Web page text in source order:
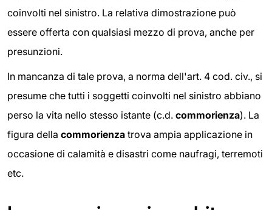
coinvolti nel sinistro. La relativa dimostrazione può
essere offerta con qualsiasi mezzo di prova, anche per
presunzioni.
In mancanza di tale prova, a norma dell'art. 4 cod. civ., si
presume che tutti i soggetti coinvolti nel sinistro abbiano
perso la vita nello stesso istante (c.d. commorienza). La
figura della commorienza trova ampia applicazione in
occasione di calamità e disastri come naufragi, terremoti
etc.